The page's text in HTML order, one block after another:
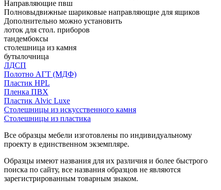
Направляющие пвш
Полновыдвижные шариковые направляющие для ящиков
Дополнительно можно установить
лоток для стол. приборов
тандембоксы
столешница из камня
бутылочница
ЛДСП
Полотно АГТ (МДФ)
Пластик HPL
Пленка ПВХ
Пластик Alvic Luxe
Столешницы из искусственного камня
Столешницы из пластика
Все образцы мебели изготовлены по индивидуальному
проекту в единственном экземпляре.
Образцы имеют названия для их различия и более быстрого
поиска по сайту, все названия образцов не являются
зарегистрированным товарным знаком.